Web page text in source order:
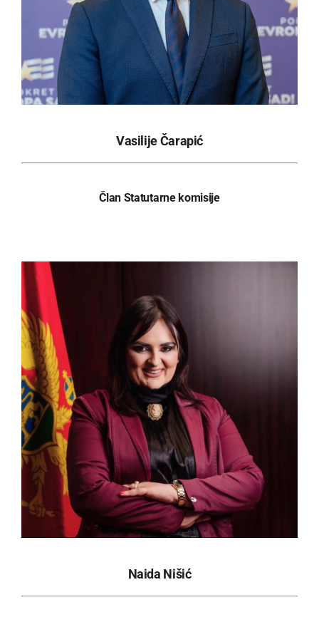
Vasilije Čarapić
Član Statutarne komisije
Naida Nišić